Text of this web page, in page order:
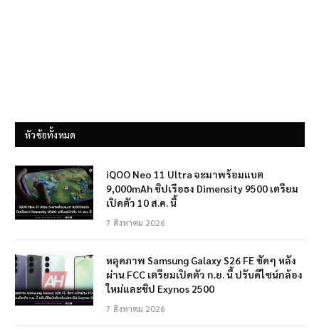
หัวข้อทั้งหมด
iQOO Neo 11 Ultra จะมาพร้อมแบต
9,000mAh ชิปเรือธง Dimensity 9500 เตรียม
เปิดตัว 10 ส.ค. นี้
7 สิงหาคม 2026
หลุดภาพ Samsung Galaxy S26 FE ชัดๆ หลัง
ผ่าน FCC เตรียมเปิดตัว ก.ย. นี้ ปรับดีไซน์กล้อง
ใหม่และชิป Exynos 2500
7 สิงหาคม 2026